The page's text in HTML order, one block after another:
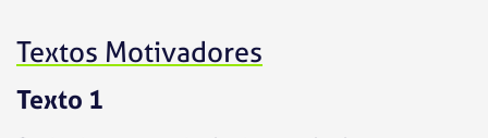
Textos Motivadores
Texto 1